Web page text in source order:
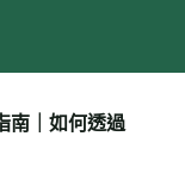
南｜如何透過